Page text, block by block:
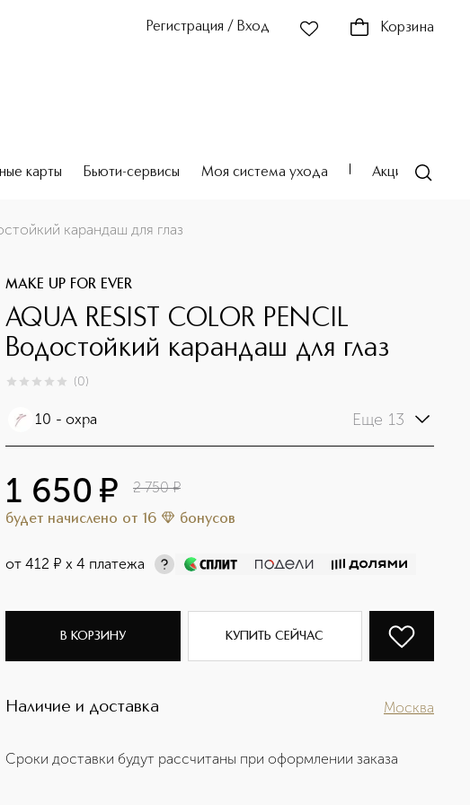
Регистрация / Вход Корзина
карты Бьюти-сервисы Моя система ухода Акции
карандаш для глаз
MAKE UP FOR EVER
AQUA RESIST COLOR PENCIL
Водостойкий карандаш для глаз
0из 0 (0)
10 - охра Еще 13
1 650 ¤ 2 750 ¤
будет начислено от 16 бонусов
от412 ¤ х 4 платежа
В КОРЗИНУ КУПИТЬ СЕЙЧАС
Наличие и доставка Москва
Сроки доставки будут рассчитаны при оформлении заказа